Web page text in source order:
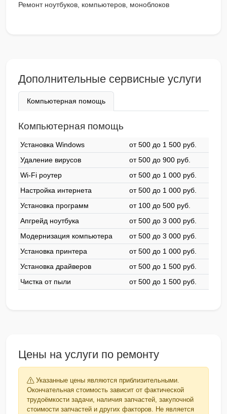
Ремонт ноутбуков, компьютеров, моноблоков
Дополнительные сервисные услуги
Компьютерная помощь
Компьютерная помощь
Установка Windows
от 500 до 1 500 pyб.
Удаление вирусов
от 500 до 900 pyб.
Wi-Fi роутер
от 500 до 1 000 pyб.
Настройка интернета
от 500 до 1 000 pyб.
Установка программ
от 100 до 500 pyб.
Апгрейд ноутбука
от 500 до 3 000 pyб.
Модернизация компьютера
от 500 до 3 000 pyб.
Установка принтера
от 500 до 1 000 pyб.
Установка драйверов
от 500 до 1 500 pyб.
Чистка от пыли
от 500 до 1 500 pyб.
Цены на услуги по ремонту
Указанные цены являются приблизительными.
Окончательная стоимость зависит от фактической
трудоёмкости задачи, наличия запчастей, закупочной
стоимости запчастей и других факторов. Не является